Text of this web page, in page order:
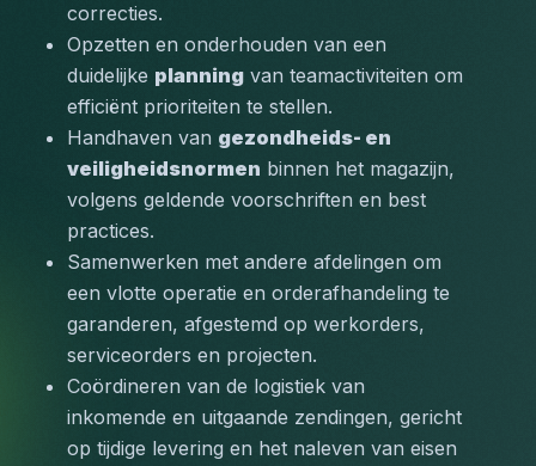
correcties.
Opzetten en onderhouden van een
duidelijke planning van teamactiviteiten om
efficiënt prioriteiten te stellen.
Handhaven van gezondheids- en
veiligheidsnormen binnen het magazijn,
volgens geldende voorschriften en best
practices.
Samenwerken met andere afdelingen om
een vlotte operatie en orderafhandeling te
garanderen, afgestemd op werkorders,
serviceorders en projecten.
Coördineren van de logistiek van
inkomende en uitgaande zendingen, gericht
op tijdige levering en het naleven van eisen